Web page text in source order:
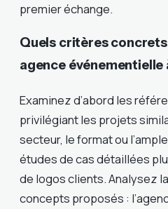
premier échange.
Quels critères
agence événementielle
Examinez d’abord les
privilégiant les projets
secteur, le format ou
études de cas détaillées
de logos clients. Analysez
concepts proposés :